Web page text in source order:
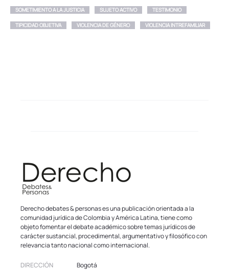
SOMETIMIENTO A LA JUSTICIA SUJETO ACTIVO TESTIMONIO
TIPICIDAD OBJETIVA VIOLENCIA DE GÉNERO VIOLENCIA INTREFAMILIAR
Derecho debates & personas es una publicación orientada a la
comunidad jurídica de Colombia y América Latina, tiene como
objeto fomentar el debate académico sobre temas jurídicos de
carácter sustancial, procedimental, argumentativo y filosófico con
relevancia tanto nacional como internacional.
DIRECCIÓN
Bogotá